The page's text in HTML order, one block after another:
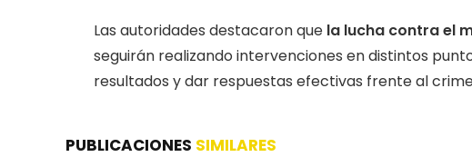
Las autoridades destacaron que la lucha contra el
seguirán realizando intervenciones en distintos
resultados y dar respuestas efectivas frente al
PUBLICACIONES SIMILARES